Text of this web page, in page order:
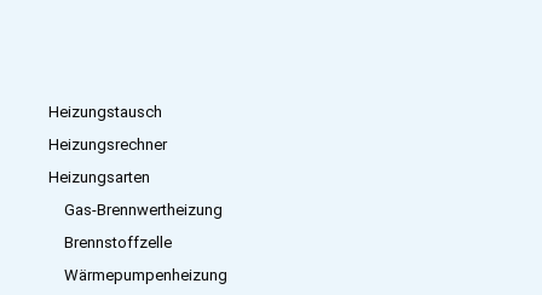
Heizungstausch
Heizungsrechner
Heizungsarten
Gas-Brennwertheizung
Brennstoffzelle
Wärmepumpenheizung